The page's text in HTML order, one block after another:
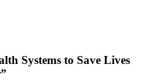
Systems to Save Lives